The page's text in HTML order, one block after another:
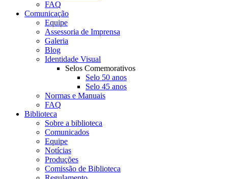
FAQ
Comunicação
Equipe
Assessoria de Imprensa
Galeria
Blog
Identidade Visual
Selos Comemorativos
Selo 50 anos
Selo 45 anos
Normas e Manuais
FAQ
Biblioteca
Sobre a biblioteca
Comunicados
Equipe
Notícias
Produções
Comissão de Biblioteca